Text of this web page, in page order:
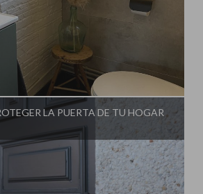
Influencer: Steffido
LA PUERTA DE TU HOGAR